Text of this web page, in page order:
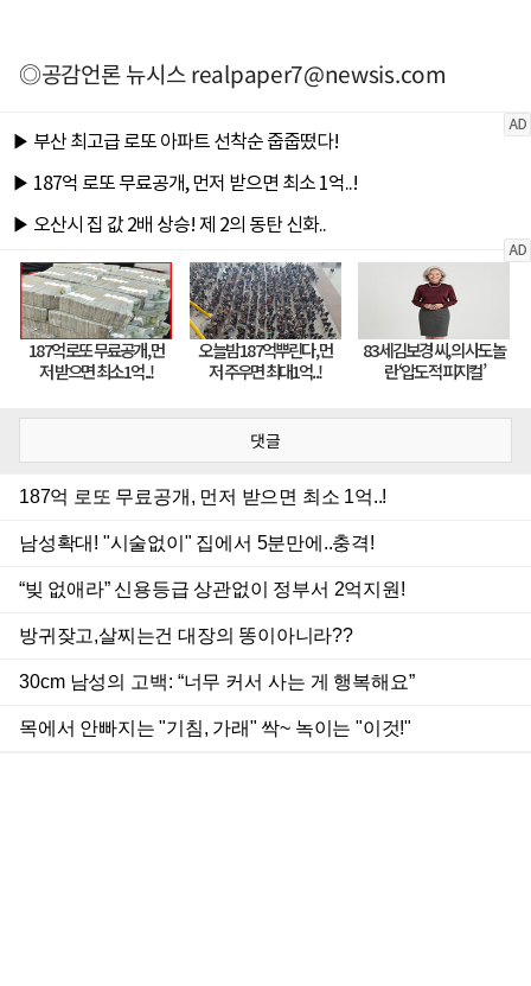
◎공감언론 뉴시스realpaper7@newsis.com
댓글